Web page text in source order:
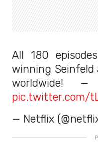
All 180
winning
worldwide!
pic.twitter.com/
— Netflix